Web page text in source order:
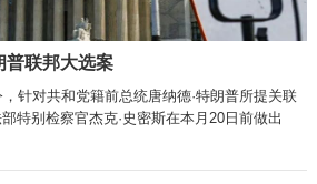
普联邦大选案
针对共和党籍前总统唐纳德·特朗普所提关联
特别检察官杰克·史密斯在本月20日前做出